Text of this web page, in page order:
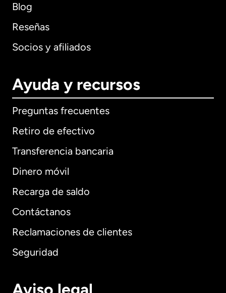
Blog
Reseñas
Socios y afiliados
Ayuda y recursos
Preguntas frecuentes
Retiro de efectivo
Transferencia bancaria
Dinero móvil
Recarga de saldo
Contáctanos
Reclamaciones de clientes
Seguridad